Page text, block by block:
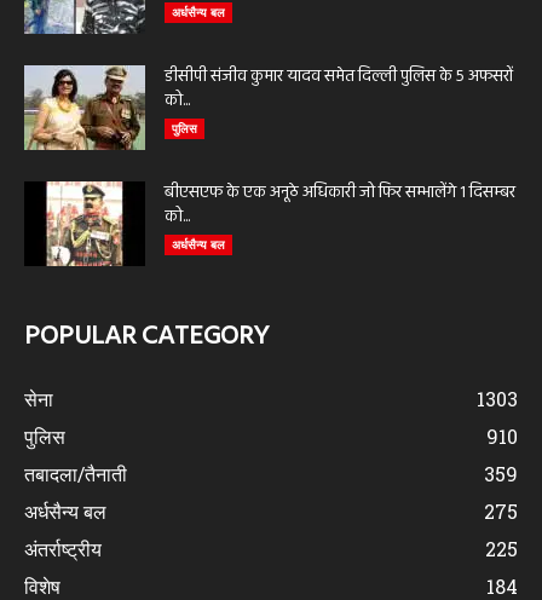
अर्धसैन्य बल
डीसीपी संजीव कुमार यादव समेत दिल्ली पुलिस के 5 अफसरों
को...
पुलिस
बीएसएफ के एक अनूठे अधिकारी जो फिर सम्भालेंगे 1 दिसम्बर
को...
अर्धसैन्य बल
POPULAR CATEGORY
सेना
1303
पुलिस
910
तबादला/तैनाती
359
अर्धसैन्य बल
275
अंतर्राष्ट्रीय
225
विशेष
184